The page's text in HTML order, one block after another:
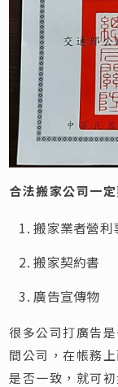
合法搬家公司一
搬家業者營利
搬家契約書
廣告宣傳物
很多公司打廣告
間公司，在帳務
是否一致，就可